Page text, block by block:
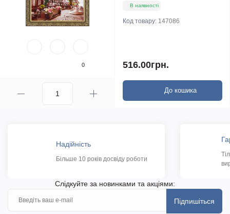
0
В наявності
Код товару: 147086
516.00грн.
До кошика
Надійність
Більше 10 років досвіду роботи
Слідкуйте за новинками та акціями:
Підпишіться